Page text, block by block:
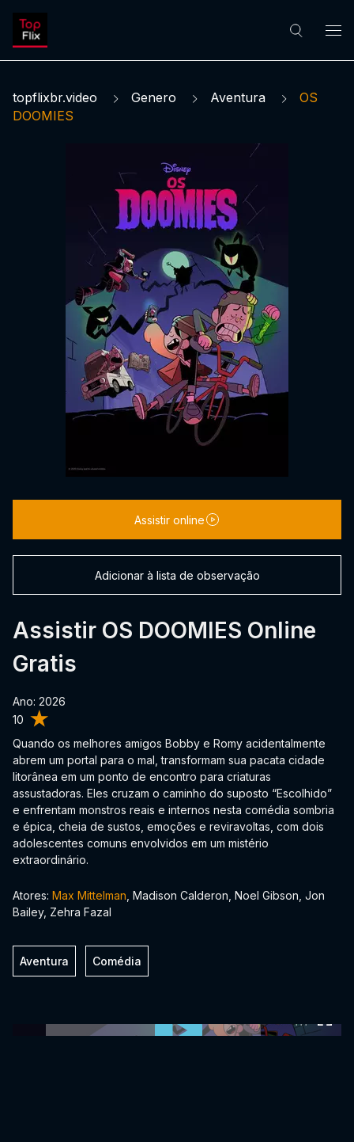
topflixbr.video Genero Aventura
OS
DOOMIES
10
Assistir OS DOOMIES Online
Gratis
Ano: 2026
Quando os melhores amigos Bobby e Romy acidentalmente
abrem um portal para o mal, transformam sua pacata cidade
litorânea em um ponto de encontro para criaturas
assustadoras. Eles cruzam o caminho do suposto “Escolhido”
e enfrentam monstros reais e internos nesta comédia sombria
e épica, cheia de sustos, emoções e reviravoltas, com dois
adolescentes comuns envolvidos em um mistério
extraordinário.
Assistir online
Adicionar à lista de observação
Atores: Max Mittelman , Madison Calderon, Noel Gibson, Jon
Bailey, Zehra Fazal
Aventura Comédia